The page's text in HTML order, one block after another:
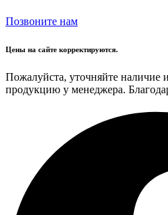
Позвоните нам
Цены на сайте корректируются.
Пожалуйста, уточняйте наличие
продукцию у менеджера.